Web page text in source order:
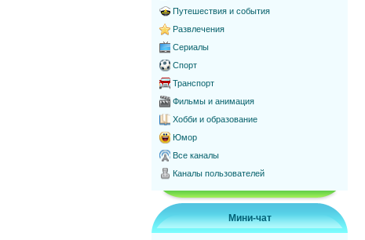
Путешествия и события
Развлечения
Сериалы
Спорт
Транспорт
Фильмы и анимация
Хобби и образование
Юмор
Все каналы
Каналы пользователей
Мини-чат